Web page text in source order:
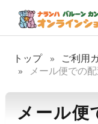
トップ ご利用
メール便での
メール便